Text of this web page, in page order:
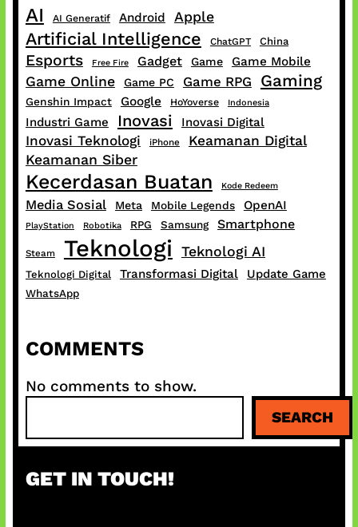
AI AI Generatif Android Apple
Artificial Intelligence ChatGPT China
Esports Free Fire Gadget Game Game Mobile
Game Online Game PC Game RPG Gaming
Genshin Impact Google HoYoverse Indonesia
Industri Game Inovasi Inovasi Digital
Inovasi Teknologi iPhone
Keamanan Digital
Keamanan Siber
Kecerdasan Buatan Kode Redeem
Media Sosial Meta Mobile Legends OpenAI
PlayStation Robotika RPG Samsung Smartphone
Steam Teknologi Teknologi AI
Teknologi Digital Transformasi Digital Update Game
WhatsApp
COMMENTS
No comments to show.
a
c
SEARCH
GET IN TOUCH!